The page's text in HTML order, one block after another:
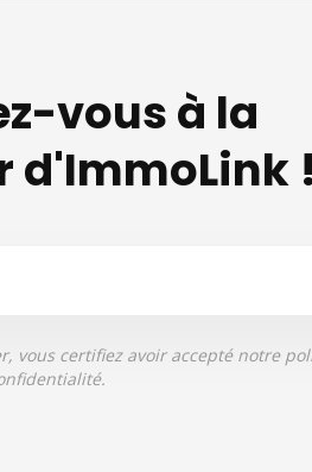
vous à la
d'ImmoLink
vous certifiez avoir accepté notre